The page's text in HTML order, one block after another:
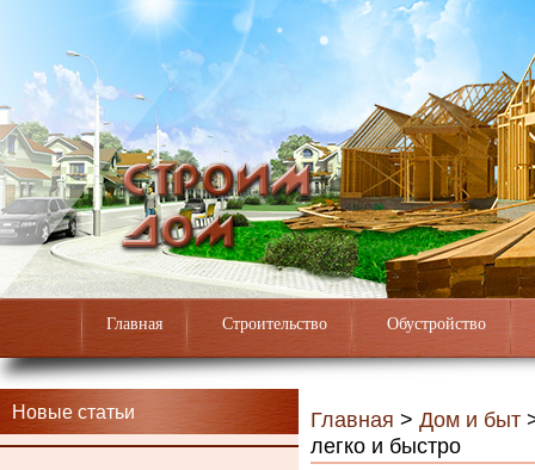
Главная Строительство Обустройство
Новые статьи Главная > Дом и быт
легко и быстро